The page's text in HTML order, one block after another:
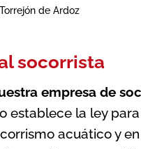
socorrista
empresa de
establece la ley
acuático y